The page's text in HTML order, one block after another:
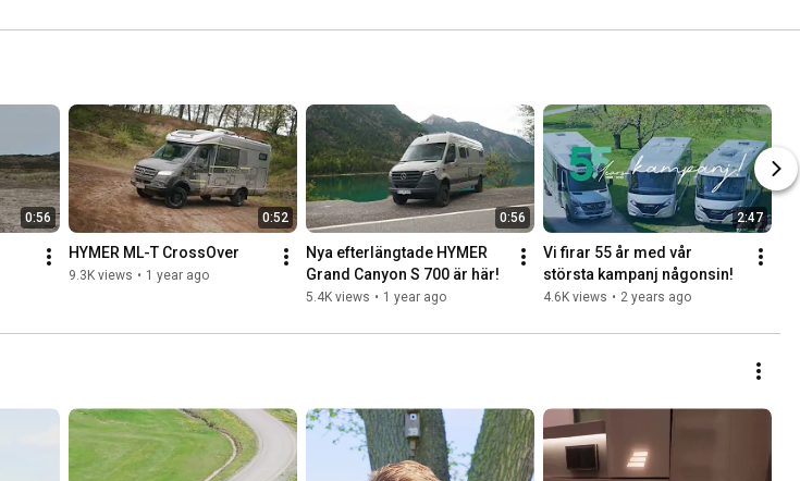
0:56 0:52
HYMER ML-T CrossOver
9.3K views • 1 year ago
0:56
Nya efterlängtade HYMER
Grand Canyon S 700 är här!
5.4K views • 1 year ago
2:47
Vi firar 55 år med vår
största kampanj någonsin!
4.6K views • 2 years ago